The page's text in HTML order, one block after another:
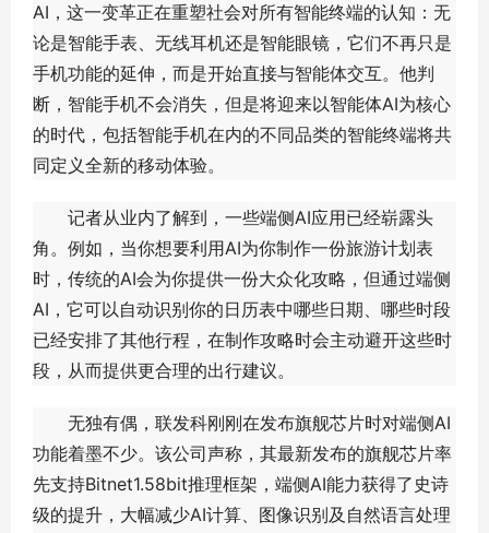
AI，这一变革正在重塑社会对所有智能终端的认知：无
论是智能手表、无线耳机还是智能眼镜，它们不再只是
手机功能的延伸，而是开始直接与智能体交互。他判
断，智能手机不会消失，但是将迎来以智能体AI为核心
的时代，包括智能手机在内的不同品类的智能终端将共
同定义全新的移动体验。
记者从业内了解到，一些端侧AI应用已经崭露头
角。例如，当你想要利用AI为你制作一份旅游计划表
时，传统的AI会为你提供一份大众化攻略，但通过端侧
AI，它可以自动识别你的日历表中哪些日期、哪些时段
已经安排了其他行程，在制作攻略时会主动避开这些时
段，从而提供更合理的出行建议。
无独有偶，联发科刚刚在发布旗舰芯片时对端侧AI
功能着墨不少。该公司声称，其最新发布的旗舰芯片率
先支持Bitnet1.58bit推理框架，端侧AI能力获得了史诗
级的提升，大幅减少AI计算、图像识别及自然语言处理